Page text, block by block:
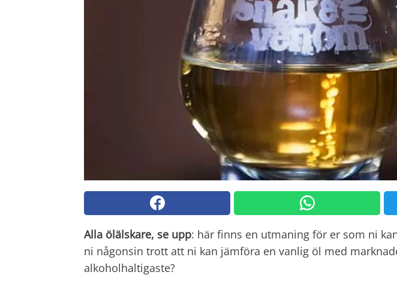
Alla ölälskare, se upp: här finns en utmaning för er som ni
ni någonsin trott att ni kan jämföra en vanlig öl med
alkoholhaltigaste?